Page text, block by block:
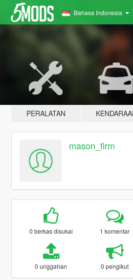
Bahasa Indonesia
PERALATAN
mason_firm
0 berkas disukai 1 komentar
0 unggahan 0 pengikut